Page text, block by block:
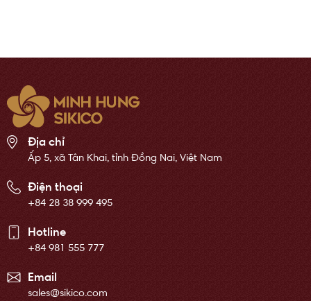
Địa chỉ
Ấp 5, xã Tân Khai, tỉnh Đồng Nai, Việt Nam
Điện thoại
+84 28 38 999 495
Hotline
+84 981 555 777
Email
sales@sikico.com